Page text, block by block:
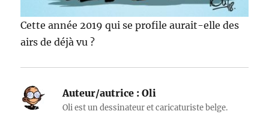
Cette année 2019 qui se profile aurait-elle des
airs de déjà vu ?
Auteur/autrice : Oli
Oli est un dessinateur et caricaturiste belge.